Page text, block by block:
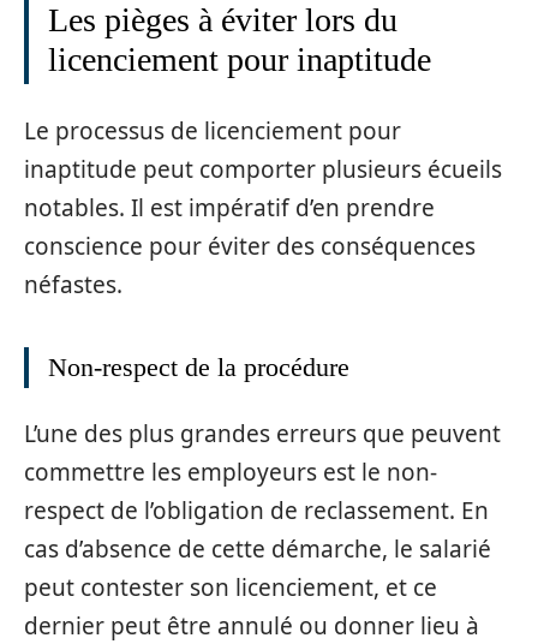
Les pièges à éviter lors du
licenciement pour inaptitude
Le processus de licenciement pour
inaptitude peut comporter plusieurs écueils
notables. Il est impératif d’en prendre
conscience pour éviter des conséquences
néfastes.
Non-respect de la procédure
L’une des plus grandes erreurs que peuvent
commettre les employeurs est le non-
respect de l’obligation de reclassement. En
cas d’absence de cette démarche, le salarié
peut contester son licenciement, et ce
dernier peut être annulé ou donner lieu à